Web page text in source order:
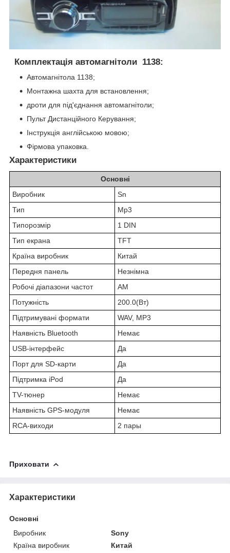
Комплектація автомагнітоли 1138:
Автомагнітола 1138;
Монтажна шахта для встановлення;
дроти для під'єднання автомагнітоли;
Пульт Дистанційного Керування;
Інструкція англійською мовою;
Фірмова упаковка.
Характеристики
Основні
Виробник
Sn
Тип
Mp3
Типорозмір
1 DIN
Тип екрана
TFT
Країна виробник
Китай
Передня панель
Незнімна
Робочі діапазони частот
AM
Потужність
200.0(Вт)
Підтримувані формати
WAV, MP3
Наявність Bluetooth
Немає
USB-інтерфейс
Да
Порт для SD-карти
Да
Підтримка iPod
Да
TV-тюнер
Немає
Наявність GPS-модуля
Немає
RCA-виходи
2 пары
Приховати
Характеристики
Основні
Виробник
Sony
Країна виробник
Китай